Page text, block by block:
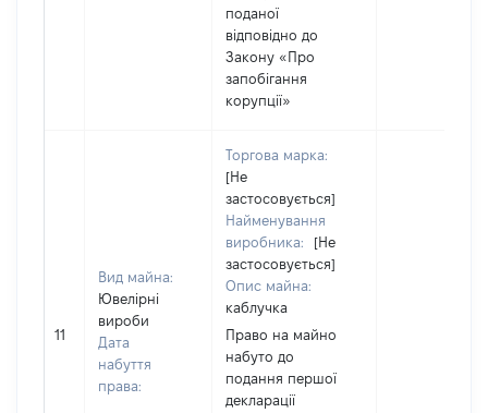
поданої
відповідно до
Закону «Про
запобігання
корупції»
11
Вид майна:
Ювелірні
вироби
Дата
набуття
права:
Торгова марка:
[Не
застосовується]
Найменування
виробника:
[Не
застосовується]
Опис майна:
каблучка
Право на майно
набуто до
подання першої
декларації